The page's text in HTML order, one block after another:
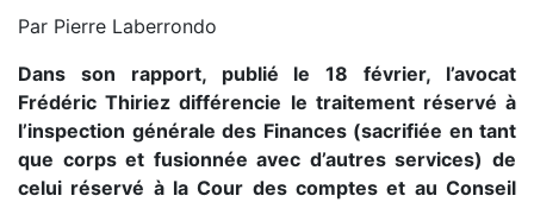
Par Pierre Laberrondo
Dans son rapport, publié le 18 février, l’avocat
Frédéric Thiriez différencie le traitement réservé à
l’inspection générale des Finances (sacrifiée en tant
que corps et fusionnée avec d’autres services) de
celui réservé à la Cour des comptes et au Conseil